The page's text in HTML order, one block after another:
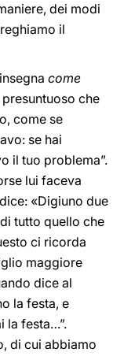
dei modi
il
come
che
come se
se hai
il tuo problema”.
lui faceva
«Digiuno due
tutto quello che
ci ricorda
maggiore
dice al
la festa, e
la festa…”.
di cui abbiamo